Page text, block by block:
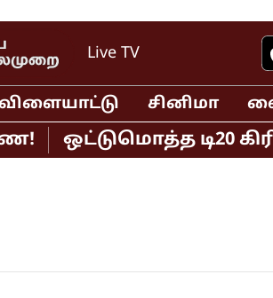
Live TV
சினிமா
ஒட்டுமொத்த டி20